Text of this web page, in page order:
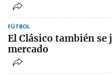
FÚTBOL
El Clásico también se
mercado